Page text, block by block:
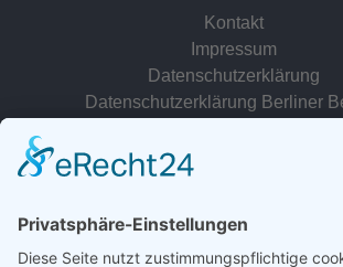
Kontakt
Impressum
Datenschutzerklärung
Datenschutzerklärung Berliner